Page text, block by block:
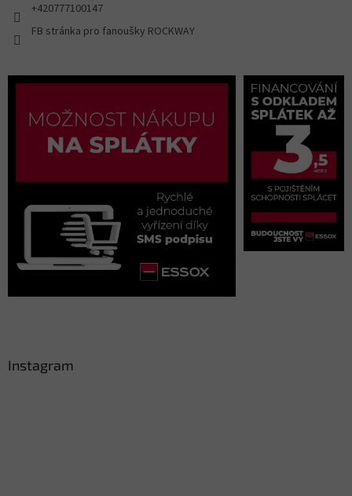
+420777100147
FB stránka pro fanoušky ROCKWAY
Instagram